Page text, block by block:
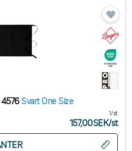
4576Svart One Size
1/st
157,00SEK/st